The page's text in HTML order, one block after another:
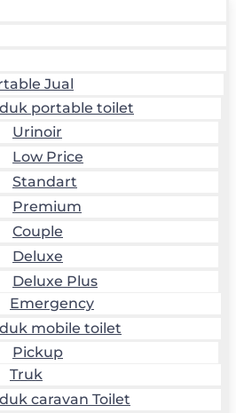
Jual
portable toilet
Urinoir
Low Price
Standart
Premium
Couple
Deluxe
Deluxe Plus
Emergency
mobile toilet
Pickup
Truk
caravan Toilet